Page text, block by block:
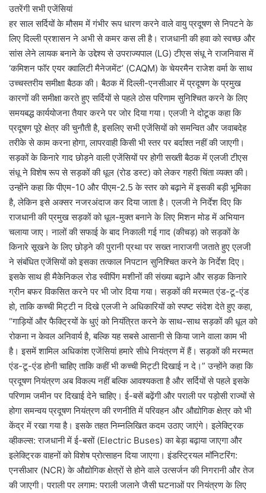
उतरेंगी सभी एजेंसियां
हर साल सर्दियों के मौसम में गंभीर रूप धारण करने वाले वायु प्रदूषण से निपटने के
लिए दिल्ली प्रशासन ने अभी से कमर कस ली है। राजधानी की हवा को स्वच्छ और
सांस लेने लायक बनाने के उद्देश्य से उपराज्यपाल (LG) टीएस संधू ने राजनिवास में
‘कमिशन फॉर एयर क्वालिटी मैनेजमेंट’ (CAQM) के चेयरमैन राजेश वर्मा के साथ
उच्चस्तरीय समीक्षा बैठक की। बैठक में दिल्ली-एनसीआर में प्रदूषण के प्रमुख
कारणों की समीक्षा करते हुए सर्दियों से पहले ठोस परिणाम सुनिश्चित करने के लिए
समयबद्ध कार्ययोजना तैयार करने पर जोर दिया गया। एलजी ने दोटूक कहा कि
प्रदूषण पूरे क्षेत्र की चुनौती है, इसलिए सभी एजेंसियों को समन्वित और जवाबदेह
तरीके से काम करना होगा, लापरवाही किसी भी स्तर पर बर्दाश्त नहीं की जाएगी।
सड़कों के किनारे गाद छोड़ने वाली एजेंसियों पर होगी सख्ती बैठक में एलजी टीएस
संधू ने विशेष रूप से सड़कों की धूल (रोड डस्ट) को लेकर गहरी चिंता व्यक्त की।
उन्होंने कहा कि पीएम-10 और पीएम-2.5 के स्तर को बढ़ाने में इसकी बड़ी भूमिका
है, लेकिन इसे अक्सर नजरअंदाज कर दिया जाता है। एलजी ने निर्देश दिए कि
राजधानी की प्रमुख सड़कों को धूल-मुक्त बनाने के लिए मिशन मोड में अभियान
चलाया जाए। नालों की सफाई के बाद निकाली गई गाद (कीचड़) को सड़कों के
किनारे सूखने के लिए छोड़ने की पुरानी प्रथा पर सख्त नाराजगी जताते हुए एलजी
ने संबंधित एजेंसियों को इसका तत्काल निपटान सुनिश्चित करने के निर्देश दिए।
इसके साथ ही मैकेनिकल रोड स्वीपिंग मशीनों की संख्या बढ़ाने और सड़क किनारे
ग्रीन बफर विकसित करने पर भी जोर दिया गया। सड़कों की मरम्मत एंड-टू-एंड
हो, ताकि कच्ची मिट्टी न दिखे एलजी ने अधिकारियों को स्पष्ट संदेश देते हुए कहा,
“गाड़ियों और फैक्ट्रियों के धुएं को नियंत्रित करने के साथ-साथ सड़कों की धूल को
रोकना न केवल अनिवार्य है, बल्कि यह सबसे आसानी से किया जाने वाला काम भी
है। इसमें शामिल अधिकांश एजेंसियां हमारे सीधे नियंत्रण में हैं। सड़कों की मरम्मत
एंड-टू-एंड होनी चाहिए ताकि कहीं भी कच्ची मिट्टी दिखाई न दे।” उन्होंने कहा कि
प्रदूषण नियंत्रण अब विकल्प नहीं बल्कि आवश्यकता है और सर्दियों से पहले इसके
परिणाम जमीन पर दिखाई देने चाहिए। ई-बसें बढ़ेंगी और पराली पर पड़ोसी राज्यों से
होगा समन्वय प्रदूषण नियंत्रण की रणनीति में परिवहन और औद्योगिक क्षेत्र को भी
केंद्र में रखा गया है। इसके तहत निम्नलिखित कदम उठाए जाएंगे। इलेक्ट्रिक
व्हीकल्स: राजधानी में ई-बसों (Electric Buses) का बेड़ा बढ़ाया जाएगा और
इलेक्ट्रिक वाहनों को विशेष प्रोत्साहन दिया जाएगा। इंडस्ट्रियल मॉनिटरिंग:
एनसीआर (NCR) के औद्योगिक क्षेत्रों से होने वाले उत्सर्जन की निगरानी और तेज
की जाएगी। पराली पर लगाम: पराली जलाने जैसी घटनाओं पर नियंत्रण के लिए